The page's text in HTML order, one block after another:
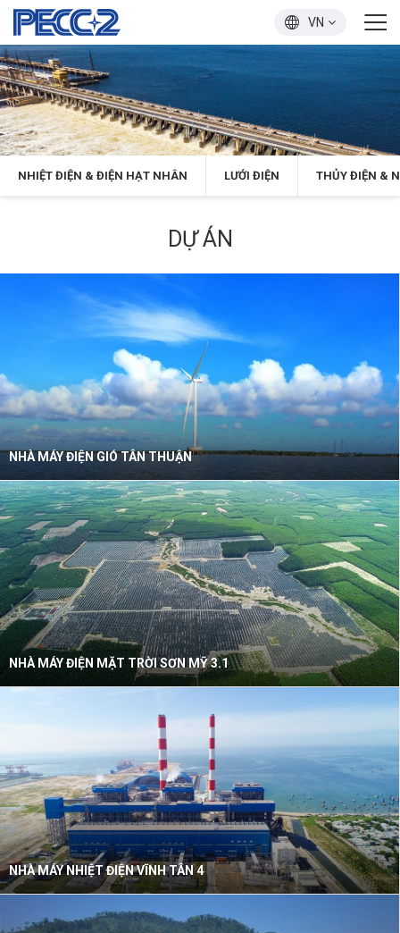
VN
NHIỆT ĐIỆN & ĐIỆN HẠT NHÂN LƯỚI ĐIỆN THỦY ĐIỆN &
DỰ ÁN
NHÀ MÁY ĐIỆN GIÓ TÂN THUẬN
NHÀ MÁY ĐIỆN MẶT TRỜI SƠN MỸ 3.1
NHÀ MÁY NHIỆT ĐIỆN VĨNH TÂN 4